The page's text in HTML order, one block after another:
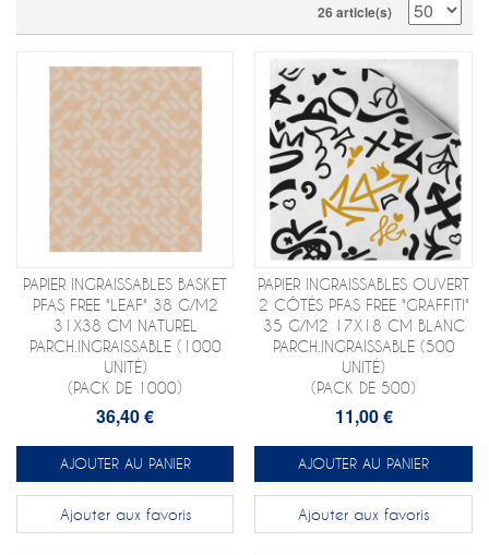
26 article(s)
PAPIER INGRAISSABLES BASKET
PFAS FREE "LEAF" 38 G/M2
31X38 CM NATUREL
PARCH.INGRAISSABLE (1000
UNITÉ)
(PACK DE 1000)
36,40 €
AJOUTER AU PANIER
Ajouter aux favoris
PAPIER INGRAISSABLES OUVERT
2 CÔTÉS PFAS FREE "GRAFFITI"
35 G/M2 17X18 CM BLANC
PARCH.INGRAISSABLE (500
UNITÉ)
(PACK DE 500)
11,00 €
AJOUTER AU PANIER
Ajouter aux favoris